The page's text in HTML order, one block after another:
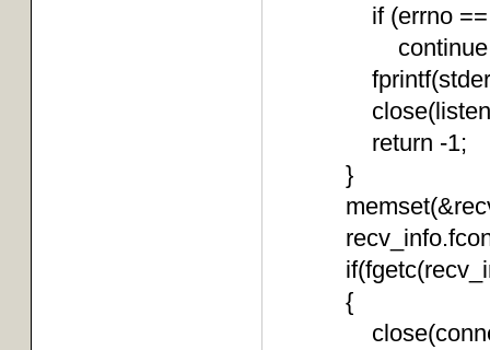
if (errno ==
fprintf(stderr,
return -1;
}
{